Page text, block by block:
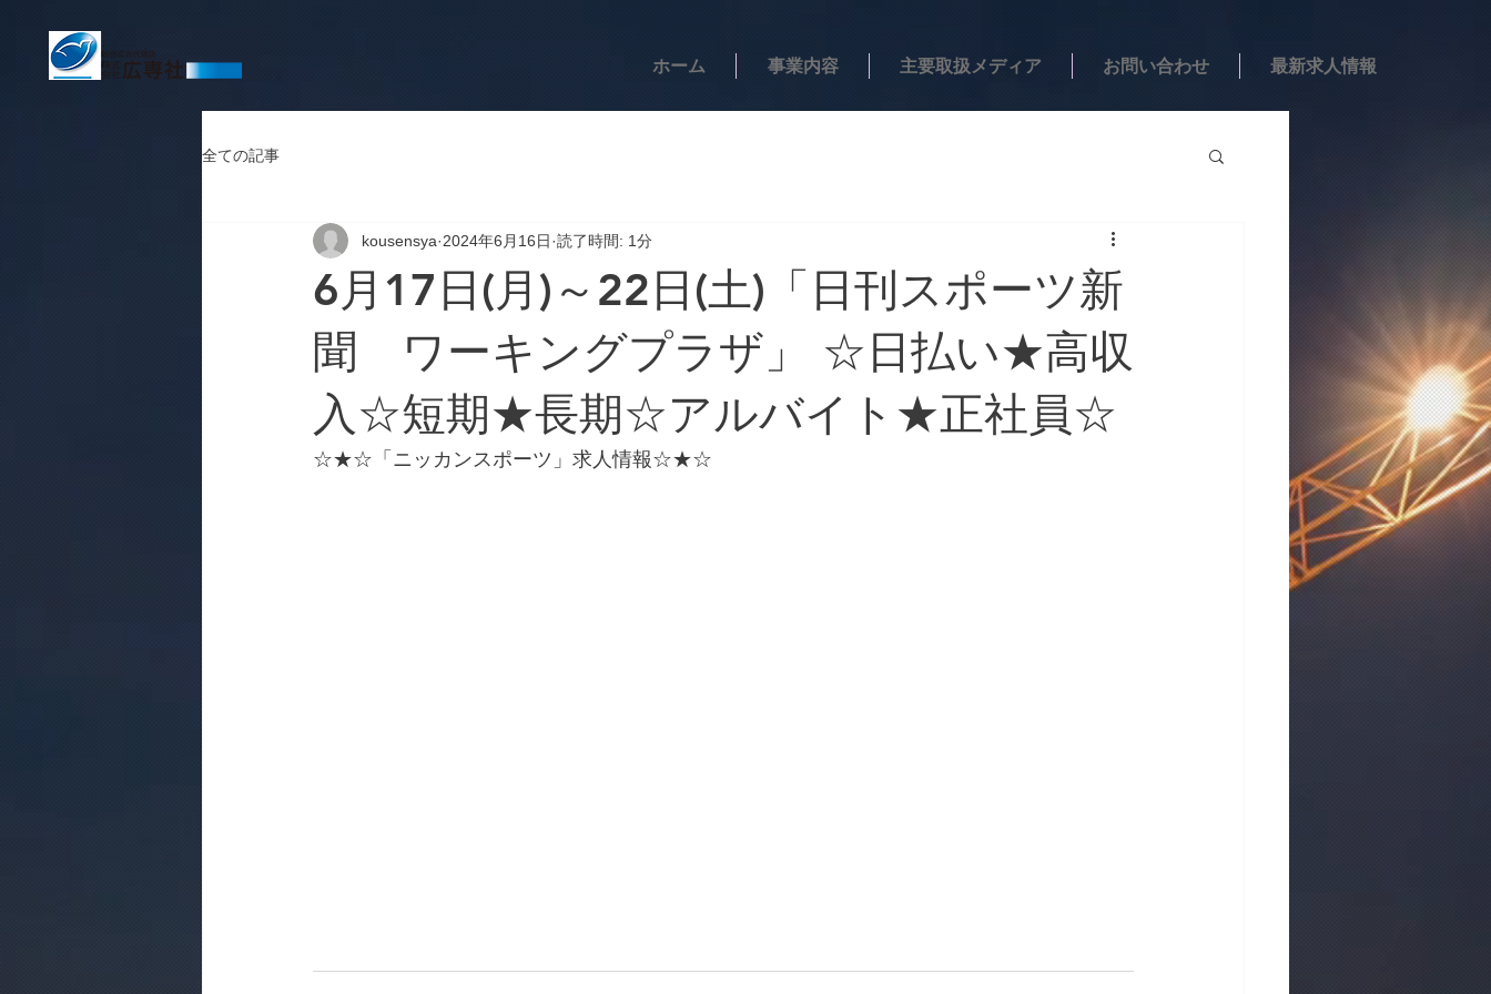
ホーム 事業内容 主要取扱メディア お問い合わせ 最新求人情報
全ての記事
6月17日(月)～22日(土)「日刊スポーツ新
聞 ワーキングプラザ」 ☆日払い★高収
入☆短期★長期☆アルバイト★正社員☆
kousensya 2024年6月16日 読了時間: 1分
☆★☆「ニッカンスポーツ」求人情報☆★☆